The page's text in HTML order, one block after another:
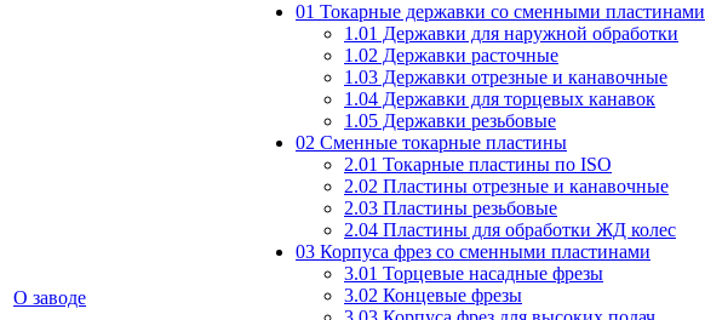
О заводе
01 Токарные державки со сменными пластинами
1.01 Державки для наружной обработки
1.02 Державки расточные
1.03 Державки отрезные и канавочные
1.04 Державки для торцевых канавок
1.05 Державки резьбовые
02 Сменные токарные пластины
2.01 Токарные пластины по ISO
2.02 Пластины отрезные и канавочные
2.03 Пластины резьбовые
2.04 Пластины для обработки ЖД колес
03 Корпуса фрез со сменными пластинами
3.01 Торцевые насадные фрезы
3.02 Концевые фрезы